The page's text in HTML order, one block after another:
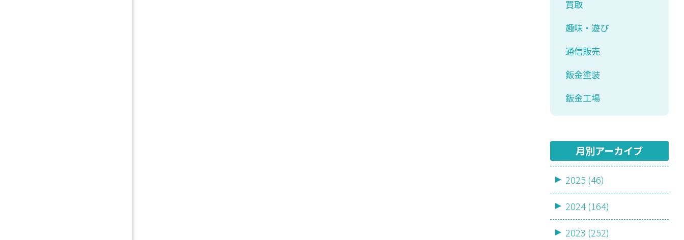
買取
趣味・遊び
通信販売
鈑金塗装
鈑金工場
月別アーカイブ
2025 (46)
2024 (164)
2023 (252)